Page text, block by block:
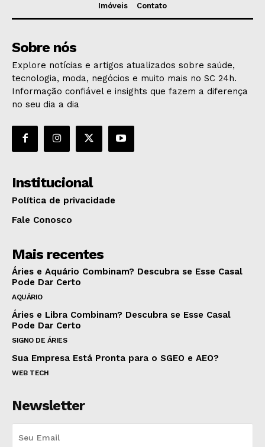
Imóveis
Contato
Sobre nós
Explore notícias e artigos atualizados sobre saúde,
tecnologia, moda, negócios e muito mais no SC 24h.
Informação confiável e insights que fazem a diferença
no seu dia a dia
Institucional
Política de privacidade
Fale Conosco
Mais recentes
Áries e Aquário Combinam? Descubra se Esse Casal
Pode Dar Certo
AQUÁRIO
Áries e Libra Combinam? Descubra se Esse Casal
Pode Dar Certo
SIGNO DE ÁRIES
Sua Empresa Está Pronta para o SGEO e AEO?
WEB TECH
Newsletter